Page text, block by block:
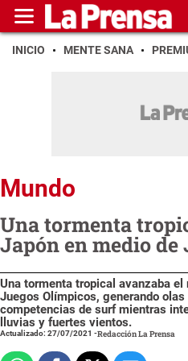
INICIO MENTE SANA
Mundo
Una tormenta
Japón en medio
Una tormenta tropical avanzaba
Juegos Olímpicos, generando
competencias de surf mientras
lluvias y fuertes vientos.
Actualizado: 27/07/2021 -Redacción La Prensa